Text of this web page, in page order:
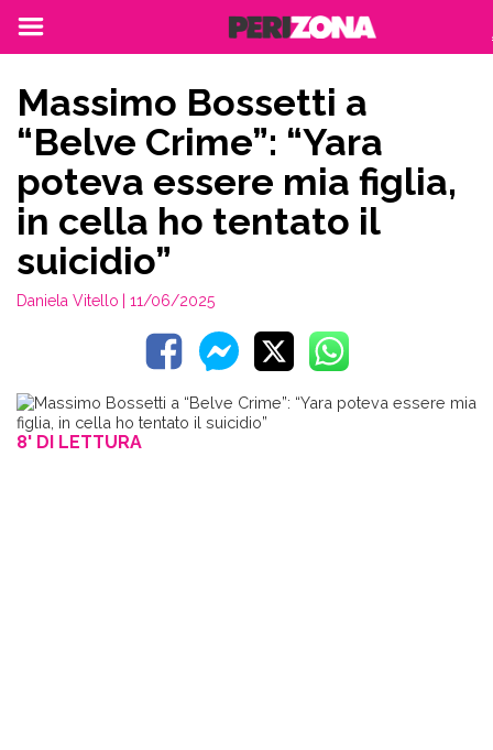
Massimo Bossetti a
“Belve Crime”: “Yara
poteva essere mia figlia,
in cella ho tentato il
suicidio”
Daniela Vitello | 11/06/2025
8' DI LETTURA